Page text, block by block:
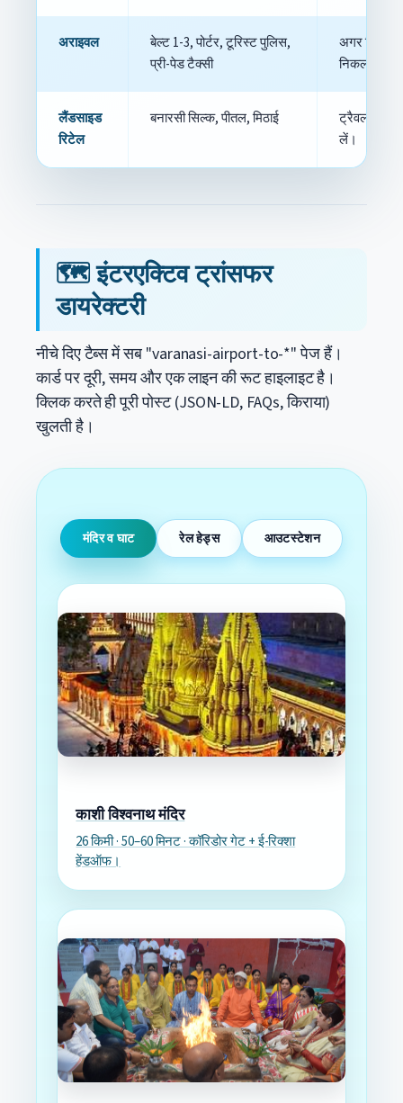
अराइवल
बेल्ट 1-3, पोर्टर, टूरिस्ट पुलिस,
प्री-पेड टैक्सी
अगर डिस्पैच
निकलने की
लैंडसाइड
रिटेल
बनारसी सिल्क, पीतल, मिठाई
ट्रैवल-
लें।
🗺️ इंटरएक्टिव ट्रांसफर
डायरेक्टरी
नीचे दिए टैब्स में सब "varanasi-airport-to-*" पेज हैं।
कार्ड पर दूरी, समय और एक लाइन की रूट हाइलाइट है।
क्लिक करते ही पूरी पोस्ट (JSON-LD, FAQs, किराया)
खुलती है।
मंदिर व घाट रेल हेड्स आउटस्टेशन
काशी विश्वनाथ मंदिर
26 किमी · 50–60 मिनट · कॉरिडोर गेट + ई-रिक्शा
हेंडऑफ।